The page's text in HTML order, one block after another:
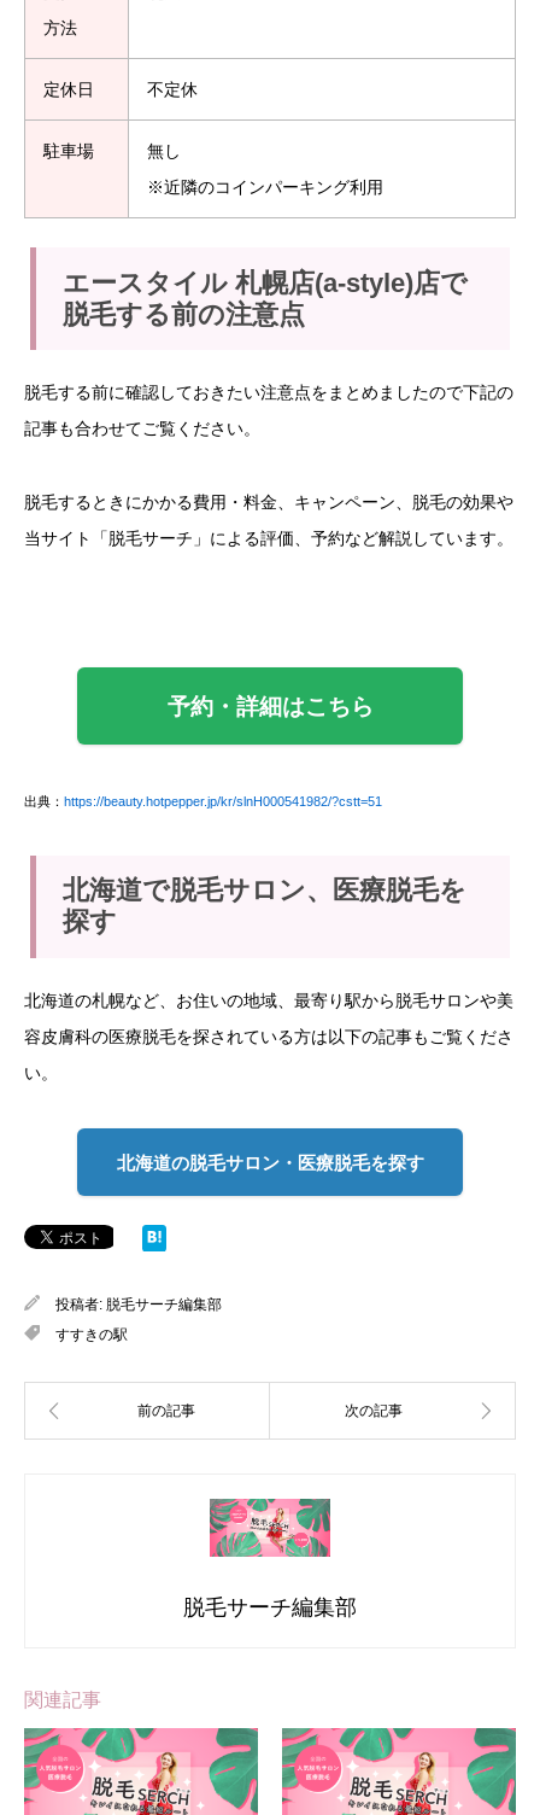
方法
定休日 不定休
駐車場
無し
※近隣のコインパーキング利用
エースタイル 札幌店(a-style)店で
脱毛する前の注意点
脱毛する前に確認しておきたい注意点をまとめましたので下記の
記事も合わせてご覧ください。
脱毛するときにかかる費用・料金、キャンペーン、脱毛の効果や
当サイト「脱毛サーチ」による評価、予約など解説しています。
予約・詳細はこちら
出典： https://beauty.hotpepper.jp/kr/slnH000541982/?cstt=51
北海道で脱毛サロン、医療脱毛を
探す
北海道の札幌など、お住いの地域、最寄り駅から脱毛サロンや美
容皮膚科の医療脱毛を探されている方は以下の記事もご覧くださ
い。
北海道の脱毛サロン・医療脱毛を探す
投稿者: 脱毛サーチ編集部
すすきの駅
脱毛サーチ編集部
関連記事